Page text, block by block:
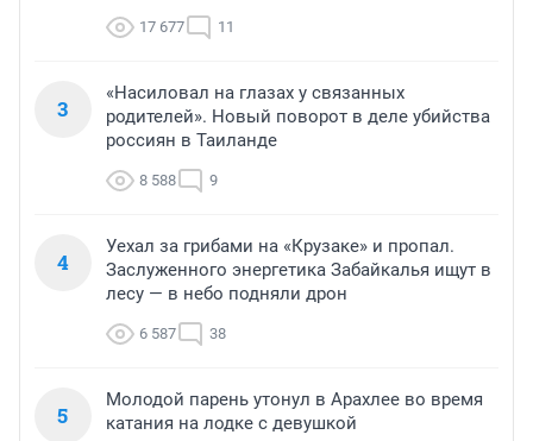
17 677 11
3
«Насиловал на глазах у связанных
родителей». Новый поворот в деле убийства
россиян в Таиланде
8 588 9
4
Уехал за грибами на «Крузаке» и пропал.
Заслуженного энергетика Забайкалья ищут в
лесу — в небо подняли дрон
6 587 38
5
Молодой парень утонул в Арахлее во время
катания на лодке с девушкой